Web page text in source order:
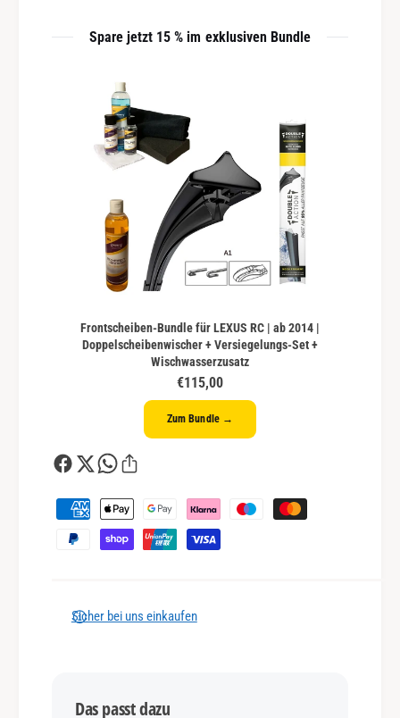
Spare jetzt 15 % im exklusiven Bundle
Frontscheiben-Bundle für LEXUS RC | ab 2014 |
Doppelscheibenwischer + Versiegelungs-Set +
Wischwasserzusatz
€115,00
Zum Bundle →
Z
a
Sicher bei uns einkaufen
Das passt dazu